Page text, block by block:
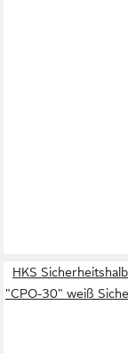
HKS
"CPO-30" weiß